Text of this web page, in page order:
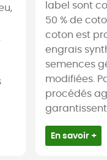
label sont
50 % de
coton est
engrais
semences
modifiées.
procédés
garantissent
En savoir +